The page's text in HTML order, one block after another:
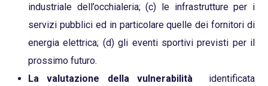
industriale dell’occhialeria; (c) le infrastrutture per i
servizi pubblici ed in particolare quelle dei fornitori di
energia elettrica; (d) gli eventi sportivi previsti per il
prossimo futuro.
La valutazione della vulnerabilità identificata